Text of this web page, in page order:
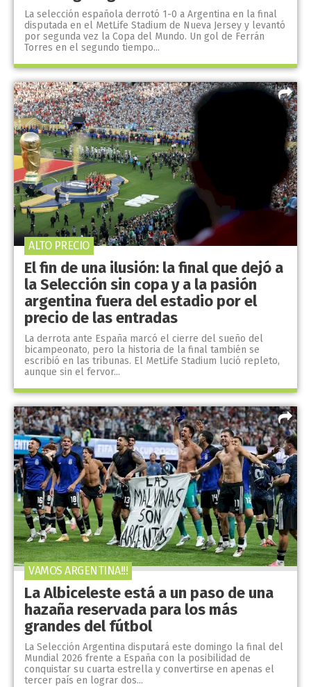
La selección española derrotó 1-0 a Argentina en la final
disputada en el MetLife Stadium de Nueva Jersey y levantó
por segunda vez la Copa del Mundo. Un gol de Ferrán
Torres en el segundo tiempo...
El fin de una ilusión: la final que dejó a
la Selección sin copa y a la pasión
argentina fuera del estadio por el
precio de las entradas
La derrota ante España marcó el cierre del sueño del
bicampeonato, pero la historia de la final también se
escribió en las tribunas. El MetLife Stadium lució repleto,
aunque sin el fervor...
ALTO PRECIO
La Albiceleste está a un paso de una
hazaña reservada para los más
grandes del fútbol
La Selección Argentina disputará este domingo la final del
Mundial 2026 frente a España con la posibilidad de
conquistar su cuarta estrella y convertirse en apenas el
tercer país en lograr dos...
VAMOS ARGENTINA!!!